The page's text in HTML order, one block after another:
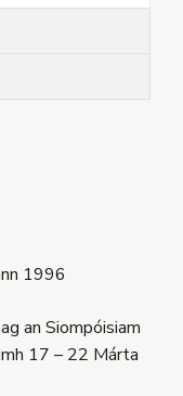
1996
an Siompóisiam
17 – 22 Márta